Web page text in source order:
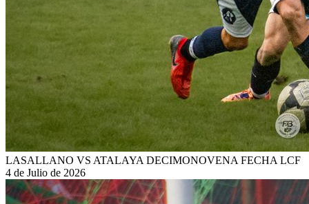
LASALLANO VS ATALAYA DECIMONOVENA FECHA LCF
4 de Julio de 2026